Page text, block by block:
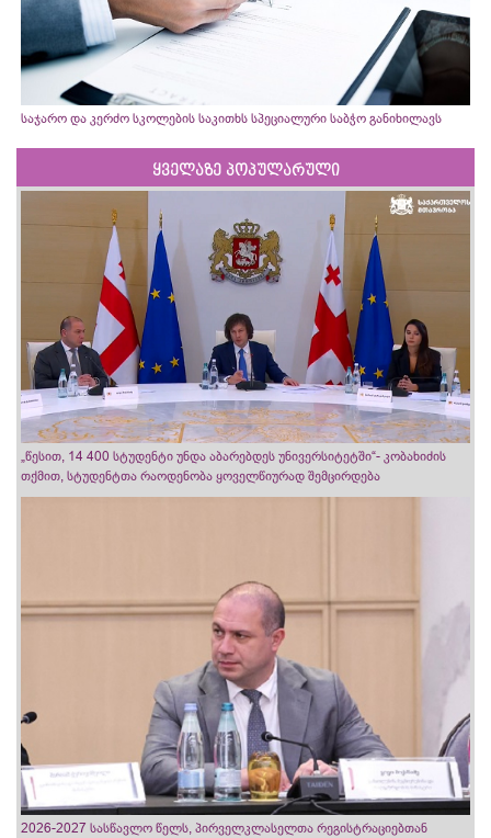
საჯარო და კერძო სკოლების საკითხს სპეციალური საბჭო განიხილავს
ყველაზე პოპულარული
„წესით, 14 400 სტუდენტი უნდა აბარებდეს უნივერსიტეტში“- კობახიძის
თქმით, სტუდენტთა რაოდენობა ყოველწიურად შემცირდება
2026-2027 სასწავლო წელს, პირველკლასელთა რეგისტრაციებთან